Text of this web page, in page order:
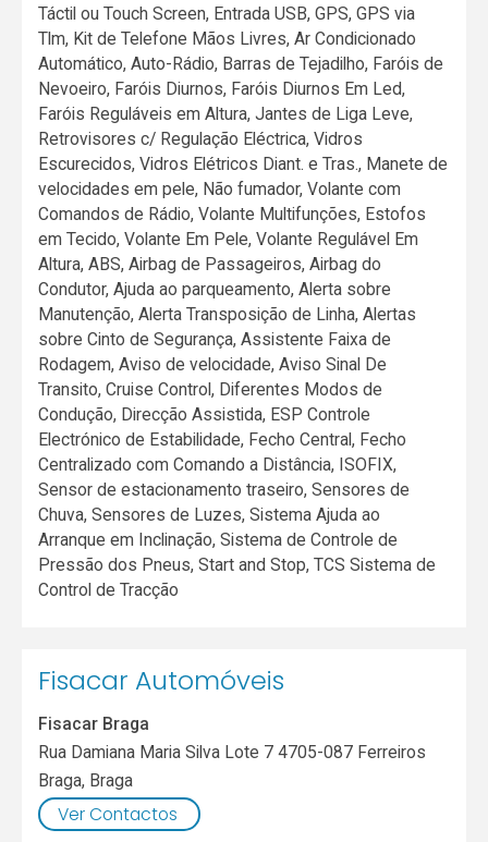
Táctil ou Touch Screen, Entrada USB, GPS, GPS via
Tlm, Kit de Telefone Mãos Livres, Ar Condicionado
Automático, Auto-Rádio, Barras de Tejadilho, Faróis de
Nevoeiro, Faróis Diurnos, Faróis Diurnos Em Led,
Faróis Reguláveis em Altura, Jantes de Liga Leve,
Retrovisores c/ Regulação Eléctrica, Vidros
Escurecidos, Vidros Elétricos Diant. e Tras., Manete de
velocidades em pele, Não fumador, Volante com
Comandos de Rádio, Volante Multifunções, Estofos
em Tecido, Volante Em Pele, Volante Regulável Em
Altura, ABS, Airbag de Passageiros, Airbag do
Condutor, Ajuda ao parqueamento, Alerta sobre
Manutenção, Alerta Transposição de Linha, Alertas
sobre Cinto de Segurança, Assistente Faixa de
Rodagem, Aviso de velocidade, Aviso Sinal De
Transito, Cruise Control, Diferentes Modos de
Condução, Direcção Assistida, ESP Controle
Electrónico de Estabilidade, Fecho Central, Fecho
Centralizado com Comando a Distância, ISOFIX,
Sensor de estacionamento traseiro, Sensores de
Chuva, Sensores de Luzes, Sistema Ajuda ao
Arranque em Inclinação, Sistema de Controle de
Pressão dos Pneus, Start and Stop, TCS Sistema de
Control de Tracção
Fisacar Automóveis
Fisacar Braga
Rua Damiana Maria Silva Lote 7 4705-087 Ferreiros
Braga, Braga
Ver Contactos